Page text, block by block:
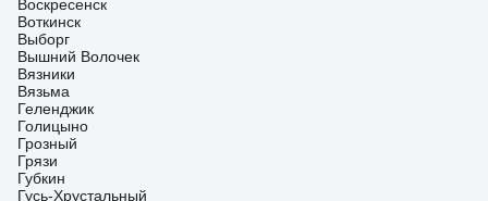
Воскресенск
Воткинск
Выборг
Вышний Волочек
Вязники
Вязьма
Геленджик
Голицыно
Грозный
Грязи
Губкин
Гусь-Хрустальный